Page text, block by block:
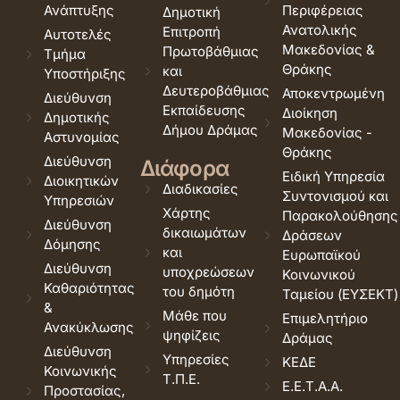
Ανάπτυξης
Αυτοτελές
Τμήμα
Υποστήριξης
Διεύθυνση
Δημοτικής
Αστυνομίας
Διεύθυνση
Διοικητικών
Υπηρεσιών
Διεύθυνση
Δόμησης
Διεύθυνση
Καθαριότητας
&
Ανακύκλωσης
Διεύθυνση
Κοινωνικής
Προστασίας,
Δημοτική
Επιτροπή
Πρωτοβάθμιας
και
Δευτεροβάθμιας
Εκπαίδευσης
Δήμου Δράμας
Διάφορα
Διαδικασίες
Χάρτης
δικαιωμάτων
και
υποχρεώσεων
του δημότη
Μάθε που
ψηφίζεις
Υπηρεσίες
Τ.Π.Ε.
Περιφέρειας
Ανατολικής
Μακεδονίας &
Θράκης
Αποκεντρωμένη
Διοίκηση
Μακεδονίας -
Θράκης
Ειδική Υπηρεσία
Συντονισμού και
Παρακολούθησης
Δράσεων
Ευρωπαϊκού
Κοινωνικού
Ταμείου (ΕΥΣΕΚΤ)
Επιμελητήριο
Δράμας
ΚΕΔΕ
Ε.Ε.Τ.Α.Α.